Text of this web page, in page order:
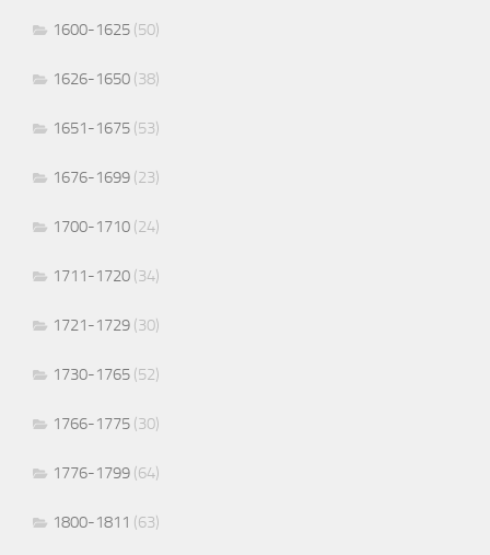
1600-1625 (50)
1626-1650 (38)
1651-1675 (53)
1676-1699 (23)
1700-1710 (24)
1711-1720 (34)
1721-1729 (30)
1730-1765 (52)
1766-1775 (30)
1776-1799 (64)
1800-1811 (63)